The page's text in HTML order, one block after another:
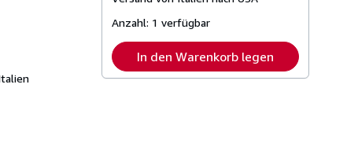
Anzahl: 1 verfügbar
In den Warenkorb legen